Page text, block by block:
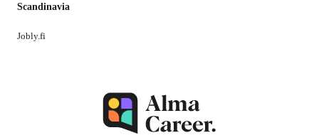
Scandinavia
Jobly.fi